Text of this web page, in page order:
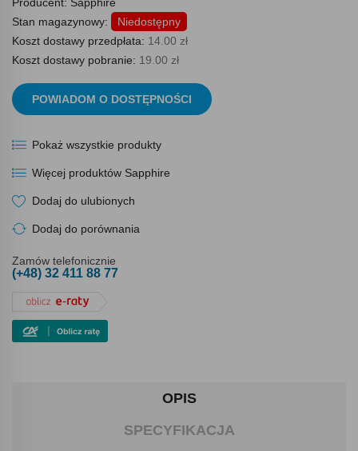
Producent: Sapphire
Stan magazynowy:
Niedostępny
Koszt dostawy przedpłata: 14.00 zł
Koszt dostawy pobranie: 19.00 zł
POWIADOM O DOSTĘPNOŚCI
Pokaż wszystkie produkty
Więcej produktów Sapphire
Dodaj do ulubionych
Dodaj do porównania
Zamów telefonicznie
(+48) 32 411 88 77
OPIS
SPECYFIKACJA